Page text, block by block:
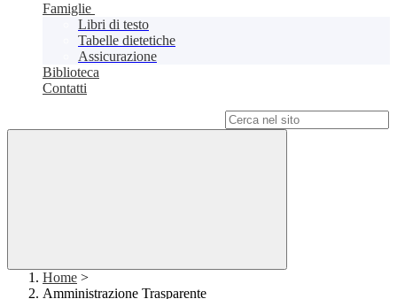
Famiglie
Libri di testo
Tabelle dietetiche
Assicurazione
Biblioteca
Contatti
Home >
Amministrazione Trasparente